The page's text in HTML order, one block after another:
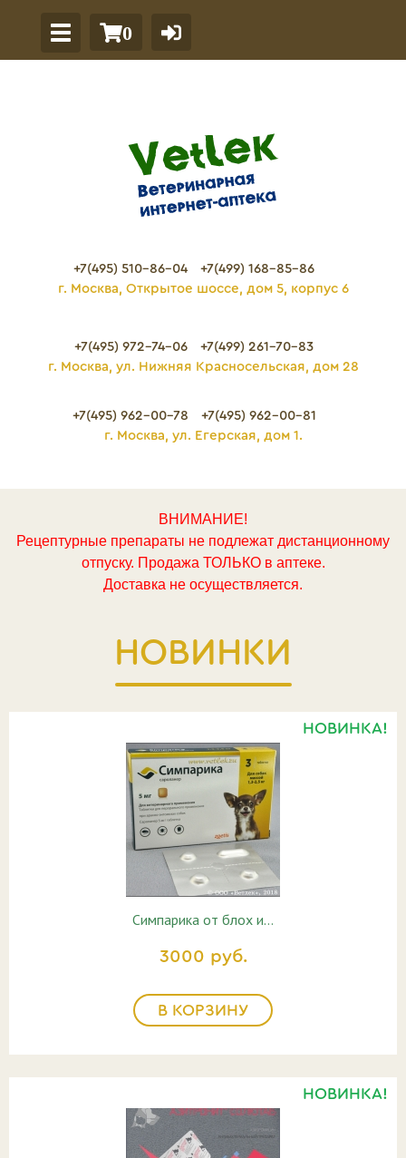
0
+7(495) 510-86-04
+7(499) 168-85-86
г. Москва, Открытое шоссе, дом 5, корпус 6
+7(495) 972-74-06
+7(499) 261-70-83
г. Москва, ул. Нижняя Красносельская, дом 28
+7(495) 962-00-78
+7(495) 962-00-81
г. Москва, ул. Егерская, дом 1.
ВНИМАНИЕ!
Рецептурные препараты не подлежат дистанционному
отпуску. Продажа ТОЛЬКО в аптеке.
Доставка не осуществляется.
НОВИНКИ
Симпарика от блох и…
3000 руб.
В КОРЗИНУ
НОВИНКА!
НОВИНКА!